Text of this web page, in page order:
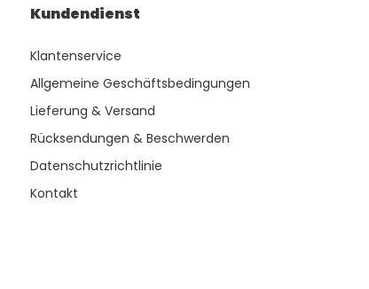
Kundendienst
Klantenservice
Allgemeine Geschäftsbedingungen
Lieferung & Versand
Rücksendungen & Beschwerden
Datenschutzrichtlinie
Kontakt